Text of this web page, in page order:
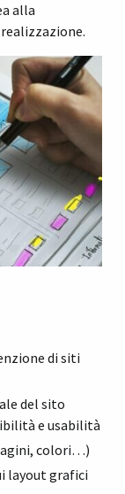
alla
di siti
del sito
e usabilità
colori…)
layout grafici